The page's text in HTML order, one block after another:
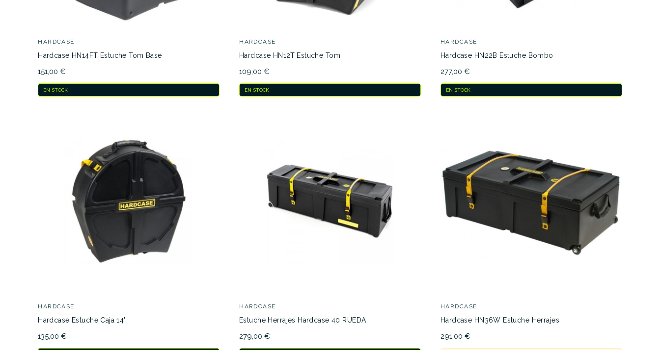
HARDCASE
Hardcase HN14FT Estuche Tom Base
151,00 €
EN STOCK
HARDCASE
Hardcase HN12T Estuche Tom
109,00 €
EN STOCK
HARDCASE
Hardcase HN22B Estuche Bombo
277,00 €
EN STOCK
HARDCASE
Hardcase Estuche Caja 14'
135,00 €
HARDCASE
Estuche Herrajes Hardcase 40 RUEDA
279,00 €
HARDCASE
Hardcase HN36W Estuche Herrajes
291,00 €